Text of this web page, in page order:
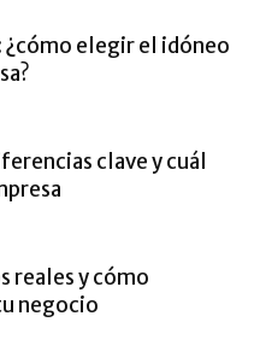
¿cómo elegir el idóneo
clave y cuál
reales y cómo
negocio